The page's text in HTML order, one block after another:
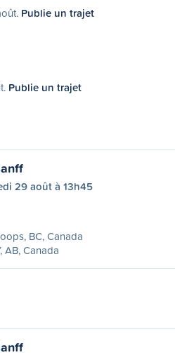
Publie un trajet
Publie un trajet
29 août à 13h45
BC, Canada
AB, Canada